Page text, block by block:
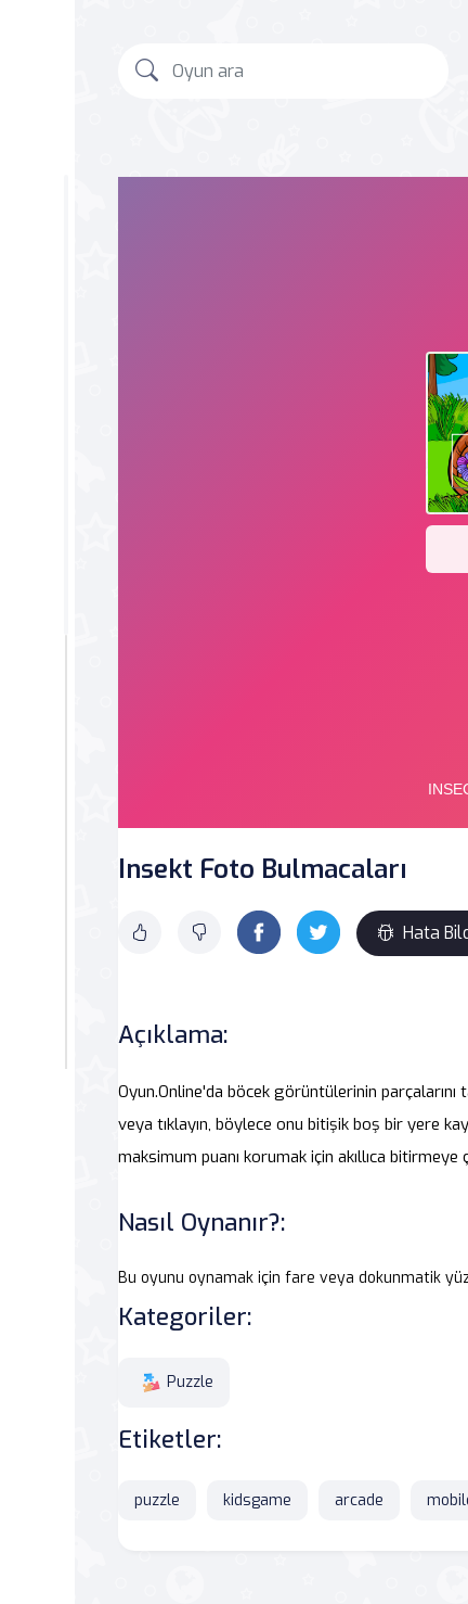
Insekt Foto Bulmacaları
Hata
Açıklama:
Oyun.Online'da böcek görüntülerinin
veya tıklayın, böylece onu bitişik boş bir yere
maksimum puanı korumak için akıllıca bitirmeye
Nasıl Oynanır?:
Bu oyunu oynamak için fare veya dokunmatik
Kategoriler:
Puzzle
Etiketler:
puzzle kidsgame arcade